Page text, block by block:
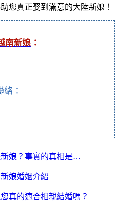
您真正娶到滿意的大陸新娘！
南新娘 ：
：
娘？事實的真相是…
娘婚姻介紹
真的適合相親結婚嗎？